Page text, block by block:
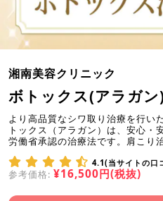
湘南美容クリニック
ボトックス(アラガン
より高品質なシワ取り治療を行い
トックス（アラガン）は、安心・
労働省承認の治療法です。肩こり
4.1(当サイトの口
参考価格: ¥16,500円(税抜)